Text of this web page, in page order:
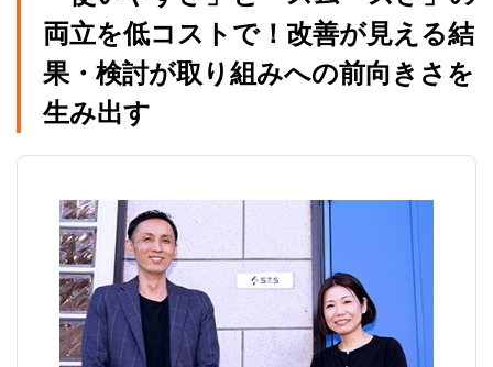
両立を低コストで！改善が見える結
果・検討が取り組みへの前向きさを
生み出す